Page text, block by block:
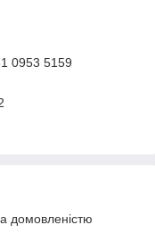
0953 5159
домовленістю